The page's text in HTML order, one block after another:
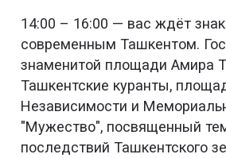
14:00 – 16:00 — вас ждёт
современным Ташкентом.
знаменитой площади Амира
Ташкентские куранты,
Независимости и
"Мужество", посвященный
последствий Ташкентского